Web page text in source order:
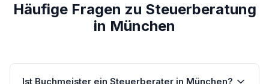
Häufige Fragen zu Steuerberatung
in München
Ist Buchmeister ein Steuerberater in München?